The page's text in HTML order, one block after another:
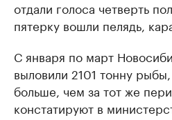
отдали голоса четверть
пятерку вошли пелядь,
С января по март
выловили 2101 тонну
больше, чем за тот же
констатируют в